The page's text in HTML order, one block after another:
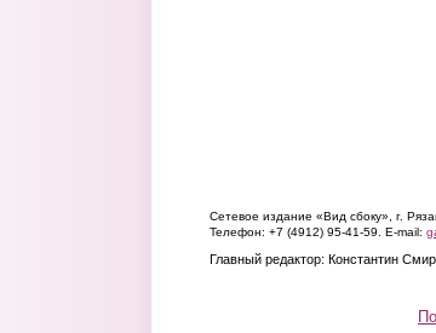
Сетевое издание «Вид сбоку», г.
Телефон: +7 (4912) 95-41-59. E-mail:
Главный редактор: Константин